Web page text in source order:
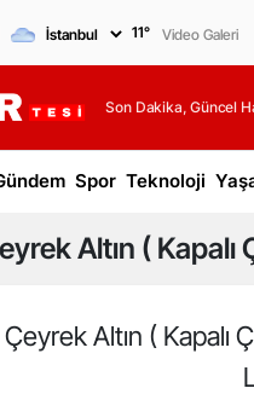
11° Video Galeri
Son Dakika, Güncel
Spor Teknoloji
Altın ( Kapalı
Altın ( Kapalı